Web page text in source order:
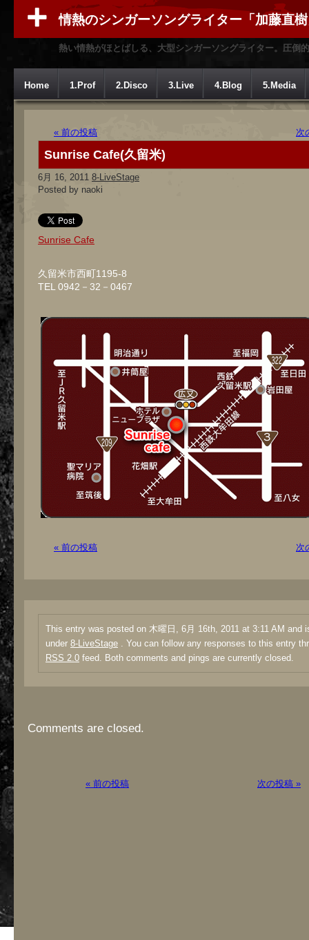
情熱のシンガーソングライター「加藤直
熱い情熱がほとばしる、大型シンガーソングライター。圧倒
Home 1.Prof 2.Disco 3.Live 4.Blog 5.Media
« 前の投稿 次
Sunrise Cafe(久留米)
6月 16, 2011 8-LiveStage
Posted by naoki
Sunrise Cafe
久留米市西町1195-8
TEL 0942－32－0467
« 前の投稿 次
This entry was posted on 木曜日, 6月 16th, 2011 at 3:11 AM and
under 8-LiveStage . You can follow any responses to this entry
RSS 2.0 feed. Both comments and pings are currently closed.
Comments are closed.
« 前の投稿 次の投稿 »